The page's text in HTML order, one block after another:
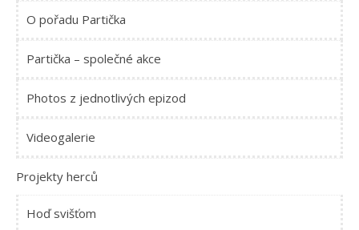
O pořadu Partička
Partička – společné akce
Photos z jednotlivých epizod
Videogalerie
Projekty herců
Hoď svišťom